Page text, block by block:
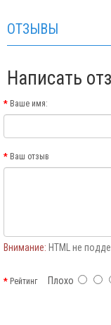
ОТЗЫВЫ
Написать
Ваше имя:
Ваш отзыв
Внимание: HTML не
РейтингПлохо